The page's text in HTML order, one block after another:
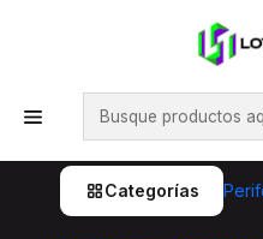
Categorías
💥 ¡Compra HOY y retira
aprovecha cientos de
¡No dejes pasar esta
Inicio Componentes
Tarjetas